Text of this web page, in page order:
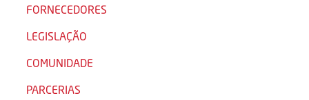
FORNECEDORES
LEGISLAÇÃO
COMUNIDADE
PARCERIAS